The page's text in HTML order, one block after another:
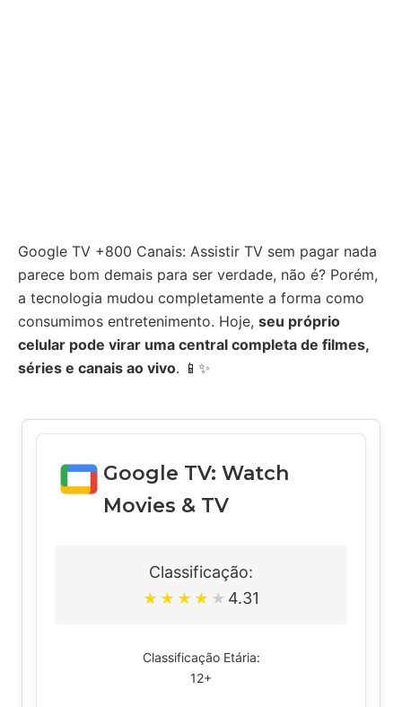
Google TV +800 Canais: Assistir TV sem pagar nada
parece bom demais para ser verdade, não é? Porém,
a tecnologia mudou completamente a forma como
consumimos entretenimento. Hoje, seu próprio
celular pode virar uma central completa de filmes,
séries e canais ao vivo. 📱✨
Google TV: Watch
Movies & TV
Classificação:
★ ★ ★ ★ ★ 4.31
Classificação Etária:
12+